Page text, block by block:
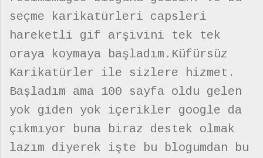
seçme karikatürleri capsleri
hareketli gif arşivini tek tek
oraya koymaya başladım.Küfürsüz
Karikatürler ile sizlere hizmet.
Başladım ama 100 sayfa oldu gelen
yok giden yok içerikler google da
çıkmıyor buna biraz destek olmak
lazım diyerek işte bu blogumdan bu